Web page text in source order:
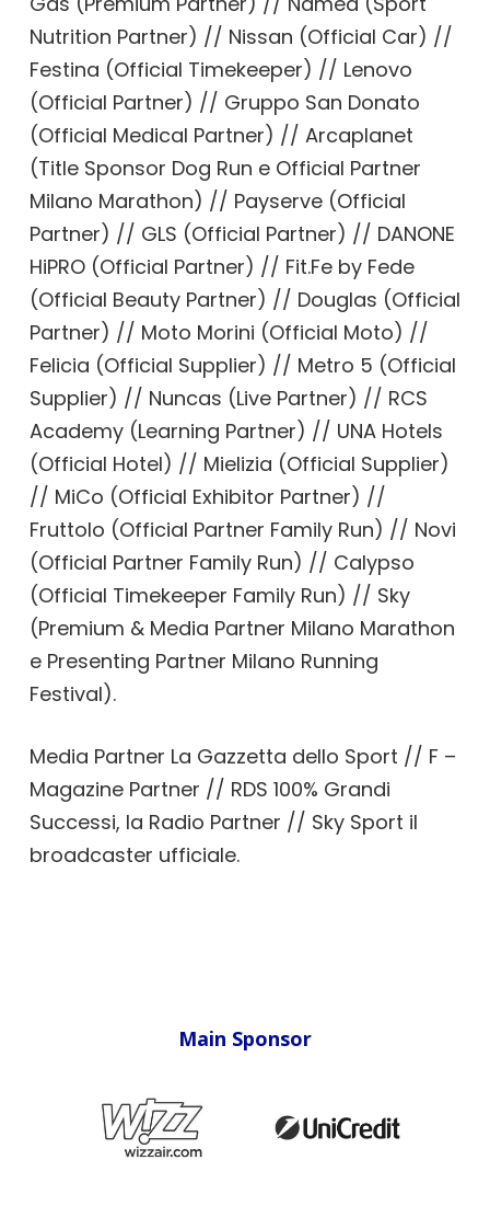
Nutrition Partner) // Nissan (Official Car) //
Festina (Official Timekeeper) // Lenovo
(Official Partner) // Gruppo San Donato
(Official Medical Partner) // Arcaplanet
(Title Sponsor Dog Run e Official Partner
Milano Marathon) // Payserve (Official
Partner) // GLS (Official Partner) // DANONE
HiPRO (Official Partner) // Fit.Fe by Fede
(Official Beauty Partner) // Douglas (Official
Partner) // Moto Morini (Official Moto) //
Felicia (Official Supplier) // Metro 5 (Official
Supplier) // Nuncas (Live Partner) // RCS
Academy (Learning Partner) // UNA Hotels
(Official Hotel) // Mielizia (Official Supplier)
// MiCo (Official Exhibitor Partner) //
Fruttolo (Official Partner Family Run) // Novi
(Official Partner Family Run) // Calypso
(Official Timekeeper Family Run) // Sky
(Premium & Media Partner Milano Marathon
e Presenting Partner Milano Running
Festival).
Media Partner La Gazzetta dello Sport // F –
Magazine Partner // RDS 100% Grandi
Successi, la Radio Partner // Sky Sport il
broadcaster ufficiale.
Main Sponsor